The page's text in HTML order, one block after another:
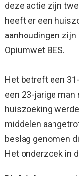
deze actie zijn
heeft er een
aanhoudingen
Opiumwet BES.
Het betreft een
een 23-jarige man
huiszoeking
middelen
beslag genomen
Het onderzoek in